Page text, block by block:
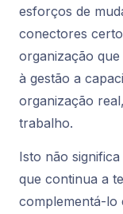
esforços de
conectores
organização
à gestão a
organização
trabalho.
Isto não
que continua a
complementá-lo